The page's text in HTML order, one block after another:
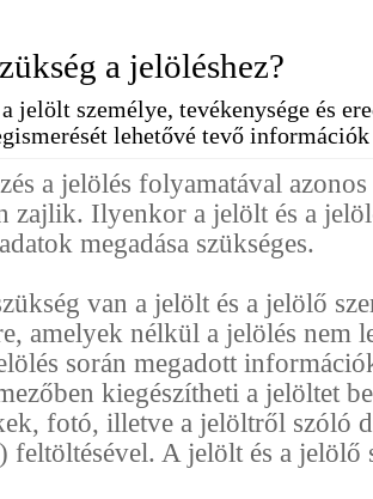
a jelöléshez?
jelölt személye, tevékenysége és
lehetővé tevő információk
a jelölés folyamatával
zajlik. Ilyenkor a jelölt és a
megadása szükséges.
van a jelölt és a jelölő
amelyek nélkül a jelölés nem
során megadott
kiegészítheti a jelöltet
fotó, illetve a jelöltről szóló
feltöltésével. A jelölt és a jelölő